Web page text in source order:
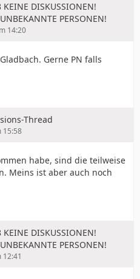
DISKUSSIONEN!
PERSONEN!
14:20
Gerne PN falls
Thread
15:58
habe, sind die teilweise
Meins ist aber auch noch
DISKUSSIONEN!
PERSONEN!
12:41